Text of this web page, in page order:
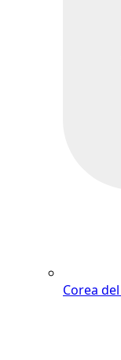
Corea